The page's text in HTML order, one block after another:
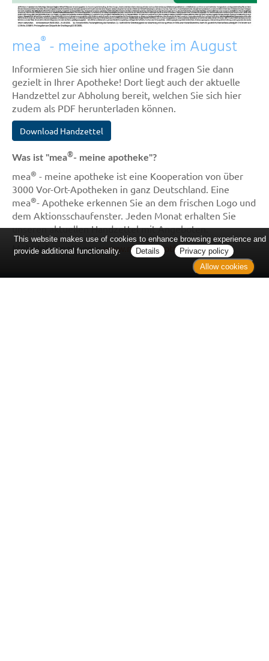
mea® - meine apotheke im August
Informieren Sie sich hier online und fragen Sie dann
gezielt in Ihrer Apotheke! Dort liegt auch der aktuelle
Handzettel zur Abholung bereit, welchen Sie sich hier
zudem als PDF herunterladen können.
Download Handzettel
Was ist "mea®- meine apotheke"?
mea® - meine apotheke ist eine Kooperation von über
3000 Vor-Ort-Apotheken in ganz Deutschland. Eine
mea®- Apotheke erkennen Sie an dem frischen Logo und
dem Aktionsschaufenster. Jeden Monat erhalten Sie
unseren aktuellen Handzettel mit Angeboten.
Mehr Informationen:www.meineapotheke.de
This website makes use of cookies to enhance browsing experience and
provide additional functionality.
Details
Privacy policy
Allow cookies